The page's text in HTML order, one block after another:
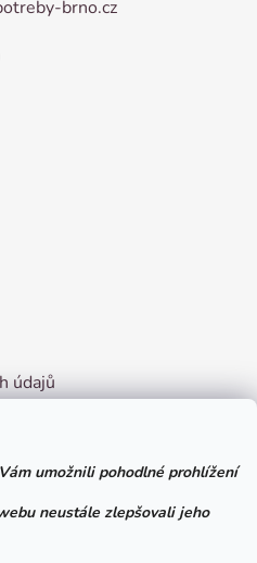
umožnili pohodlné prohlížení
neustále zlepšovali jeho
í
brno.cz
údajů